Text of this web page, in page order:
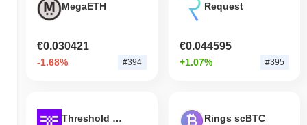
indica um desempenho forte na ação de preço de BIO em relação
MegaETH
€0.030421
-1.68% #394
Request
€0.044595
+1.07% #395
Threshold Network Rings scBTC